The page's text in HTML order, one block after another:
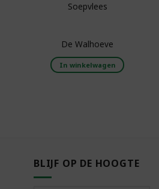
Soepvlees
De Walhoeve
In winkelwagen
BLIJF OP DE HOOGTE